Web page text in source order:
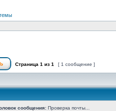
Страница 1 из 1 [ 1 сообщение ]
сообщения: Проверка почты...